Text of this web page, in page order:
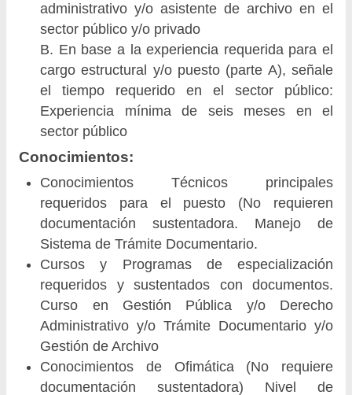
administrativo y/o asistente de archivo en el
sector público y/o privado
B. En base a la experiencia requerida para el
cargo estructural y/o puesto (parte A), señale
el tiempo requerido en el sector público:
Experiencia mínima de seis meses en el
sector público
Conocimientos:
Conocimientos Técnicos principales
requeridos para el puesto (No requieren
documentación sustentadora. Manejo de
Sistema de Trámite Documentario.
Cursos y Programas de especialización
requeridos y sustentados con documentos.
Curso en Gestión Pública y/o Derecho
Administrativo y/o Trámite Documentario y/o
Gestión de Archivo
Conocimientos de Ofimática (No requiere
documentación sustentadora) Nivel de